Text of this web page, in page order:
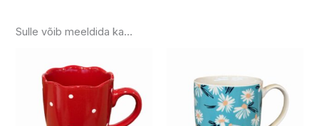
Sulle võib meeldida ka…